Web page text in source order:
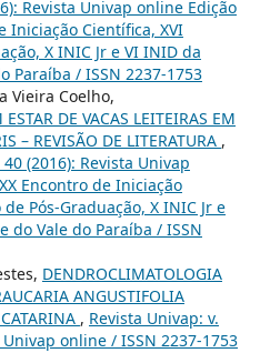
Revista Univap online Edição
Iniciação Científica, XVI
X INIC Jr e VI INID da
Paraíba / ISSN 2237-1753
Vieira Coelho,
DE VACAS LEITEIRAS EM
– REVISÃO DE LITERATURA ,
(2016): Revista Univap
Encontro de Iniciação
Pós-Graduação, X INIC Jr e
do Vale do Paraíba / ISSN
DENDROCLIMATOLOGIA
ANGUSTIFOLIA
, Revista Univap: v.
online / ISSN 2237-1753